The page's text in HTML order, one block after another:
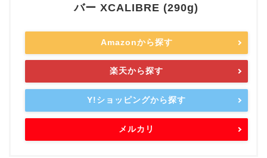
バー XCALIBRE (290g)
Amazonから探す
楽天から探す
Y!ショッピングから探す
メルカリ